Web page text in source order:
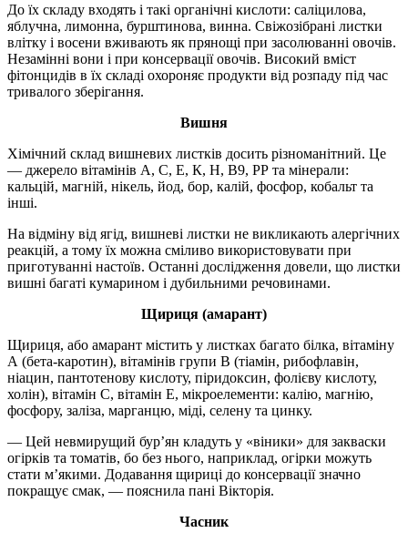
До їх складу входять і такі органічні кислоти: саліцилова,
яблучна, лимонна, бурштинова, винна. Свіжозібрані листки
влітку і восени вживають як прянощі при засолюванні овочів.
Незамінні вони і при консервації овочів. Високий вміст
фітонцидів в їх складі охороняє продукти від розпаду під час
тривалого зберігання.
Вишня
Хімічний склад вишневих листків досить різноманітний. Це
— джерело вітамінів А, С, Е, К, Н, В9, РР та мінерали:
кальцій, магній, нікель, йод, бор, калій, фосфор, кобальт та
інші.
На відміну від ягід, вишневі листки не викликають алергічних
реакцій, а тому їх можна сміливо використовувати при
приготуванні настоїв. Останні дослідження довели, що листки
вишні багаті кумарином і дубильними речовинами.
Щириця (амарант)
Щириця, або амарант містить у листках багато білка, вітаміну
А (бета-каротин), вітамінів групи B (тіамін, рибофлавін,
ніацин, пантотенову кислоту, піридоксин, фолієву кислоту,
холін), вітамін С, вітамін Е, мікроелементи: калію, магнію,
фосфору, заліза, марганцю, міді, селену та цинку.
— Цей невмирущий бур’ян кладуть у «віники» для закваски
огірків та томатів, бо без нього, наприклад, огірки можуть
стати м’якими. Додавання щириці до консервації значно
покращує смак, — пояснила пані Вікторія.
Часник